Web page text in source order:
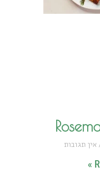
אין תגובות